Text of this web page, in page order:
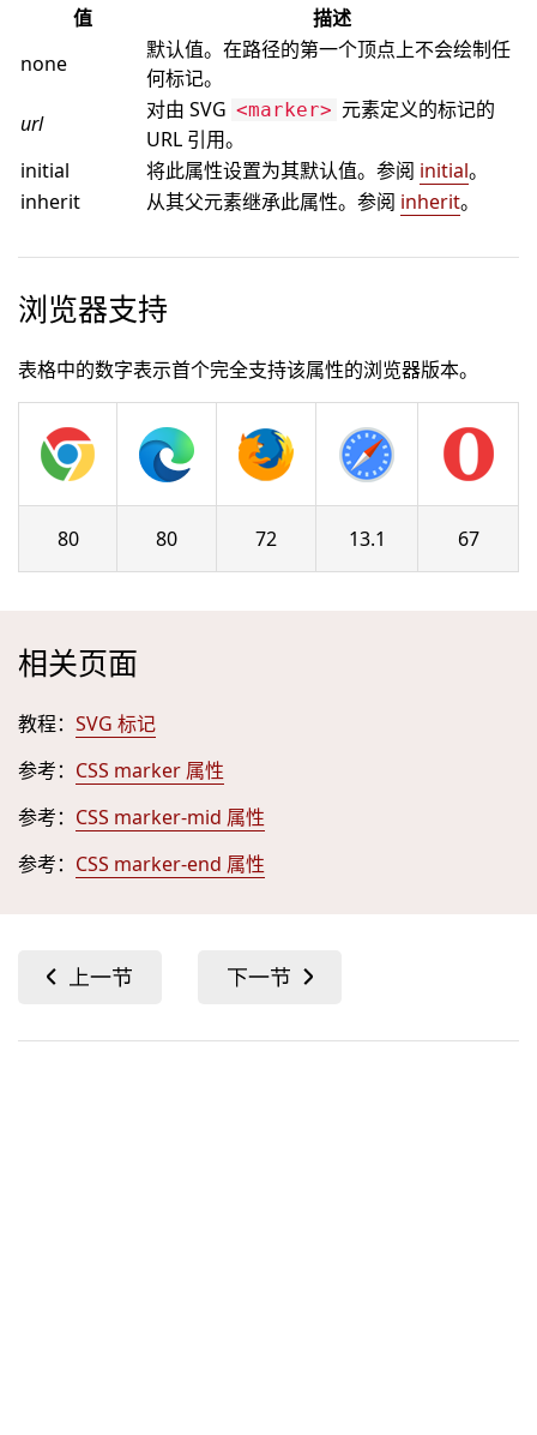
值
描述
none
默认值。在路径的第一个顶点上不会绘制任
何标记。
url
对由 SVG <marker> 元素定义的标记的
URL 引用。
initial
将此属性设置为其默认值。参阅 initial。
inherit
从其父元素继承此属性。参阅 inherit。
浏览器支持
表格中的数字表示首个完全支持该属性的浏览器版本。
80 80 72 13.1 67
相关页面
教程： SVG 标记
参考： CSS marker 属性
参考： CSS marker-mid 属性
参考： CSS marker-end 属性